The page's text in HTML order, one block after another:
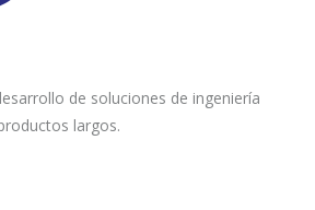
de soluciones de ingeniería
largos.